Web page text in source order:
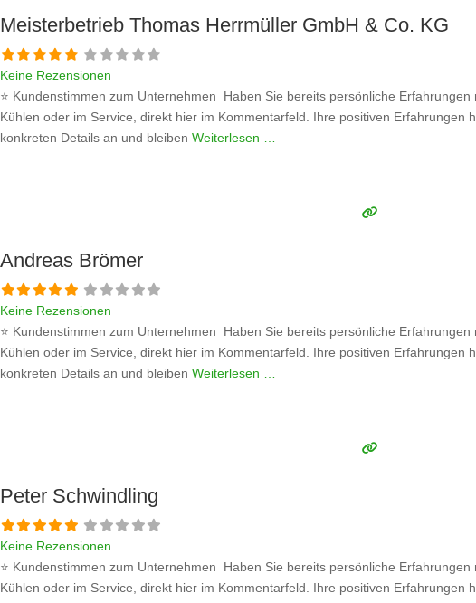
Meisterbetrieb Thomas Herrmüller GmbH & Co. KG
Keine Rezensionen
⭐ Kundenstimmen zum Unternehmen Haben Sie bereits persönliche
Kühlen oder im Service, direkt hier im Kommentarfeld. Ihre positiven
konkreten Details an und bleiben Weiterlesen …
Andreas Brömer
Keine Rezensionen
⭐ Kundenstimmen zum Unternehmen Haben Sie bereits persönliche
Kühlen oder im Service, direkt hier im Kommentarfeld. Ihre positiven
konkreten Details an und bleiben Weiterlesen …
Peter Schwindling
Keine Rezensionen
⭐ Kundenstimmen zum Unternehmen Haben Sie bereits persönliche
Kühlen oder im Service, direkt hier im Kommentarfeld. Ihre positiven